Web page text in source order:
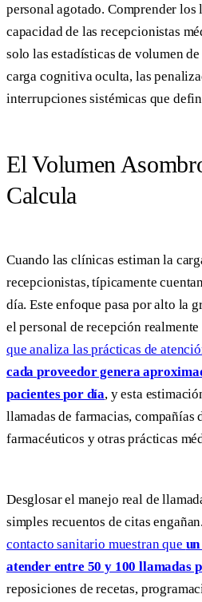
personal agotado. Comprender los
capacidad de las recepcionistas
solo las estadísticas de volumen
carga cognitiva oculta, las
interrupciones sistémicas que
El Volumen
Calcula
Cuando las clínicas estiman la
recepcionistas, típicamente
día. Este enfoque pasa por alto la
el personal de recepción
que analiza las prácticas de
cada proveedor genera
pacientes por día, y esta
llamadas de farmacias, compañías
farmacéuticos y otras prácticas
Desglosar el manejo real de
simples recuentos de citas engañan.
contacto sanitario muestran que
atender entre 50 y 100 llamadas
reposiciones de recetas,